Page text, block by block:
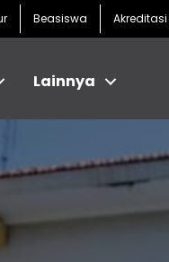
Beasiswa Akreditasi
Lainnya